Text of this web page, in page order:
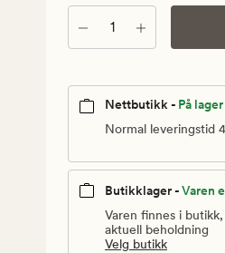
Antall
Nettbutikk - På lager
Normal leveringstid
Butikklager -Varen
Varen finnes i
aktuell beholdning
Velg butikk